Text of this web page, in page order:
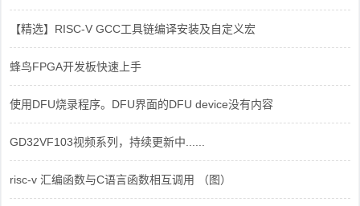
【精选】RISC-V GCC工具链编译安装及自定义宏
蜂鸟FPGA开发板快速上手
使用DFU烧录程序。DFU界面的DFU device没有内容
GD32VF103视频系列，持续更新中......
risc-v 汇编函数与C语言函数相互调用 （图）